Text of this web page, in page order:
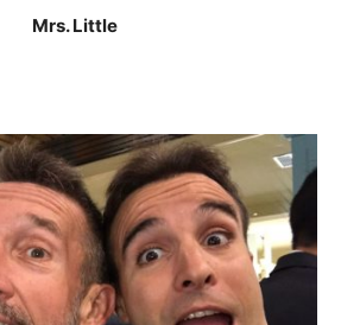
Mrs. Little